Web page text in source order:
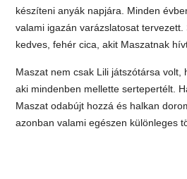
készíteni anyák napjára. Minden
valami igazán varázslatosat
kedves, fehér cica, akit Maszatnak
Maszat nem csak Lili játszótársa volt,
aki mindenben mellette sertepertélt.
Maszat odabújt hozzá és halkan
azonban valami egészen különleges